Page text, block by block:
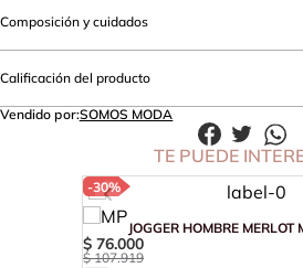
Composición y cuidados
Calificación del producto
Vendido por:SOMOS MODA
TE PUEDE
-30%
JOGGER HOMBRE MERLOT
$ 76.000
$ 107.919